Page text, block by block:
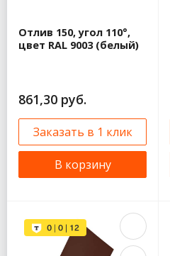
Отлив 150, угол 110°,
цвет RAL 9003 (белый)
861,30 руб.
Заказать в 1 клик
В корзину